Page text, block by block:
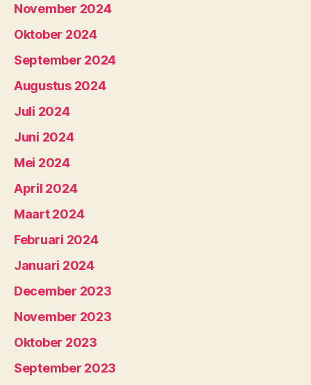
November 2024
Oktober 2024
September 2024
Augustus 2024
Juli 2024
Juni 2024
Mei 2024
April 2024
Maart 2024
Februari 2024
Januari 2024
December 2023
November 2023
Oktober 2023
September 2023